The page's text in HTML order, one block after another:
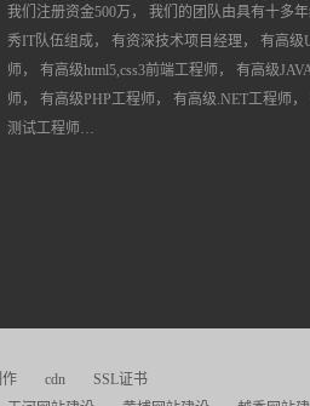
我们注册资金500万， 我们的团队由具有十多
秀IT队伍组成， 有资深技术项目经理， 有高级
师， 有高级html5,css3前端工程师， 有高级
师， 有高级PHP工程师， 有高级.NET工程师，
测试工程师…
cdn
SSL证书